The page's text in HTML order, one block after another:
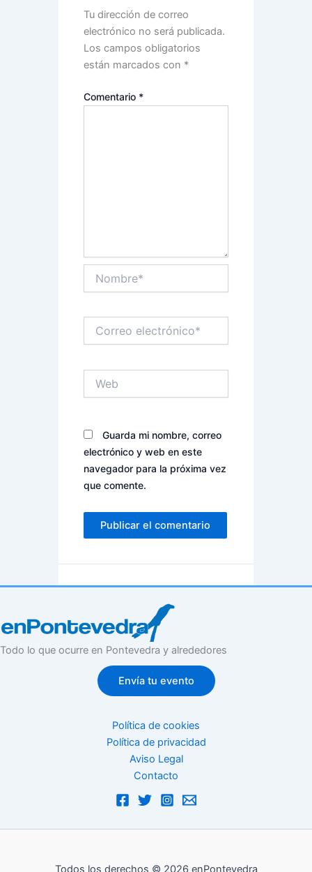
Tu dirección de correo
electrónico no será publicada.
Los campos obligatorios
están marcados con *
Comentario *
electrónico*
Guarda mi nombre, correo
electrónico y web en este
navegador para la próxima vez
que comente.
Todo lo que ocurre en Pontevedra y alrededores
Envía tu evento
Política de cookies
Política de privacidad
Aviso Legal
Contacto
Todos los derechos © 2026 enPontevedra